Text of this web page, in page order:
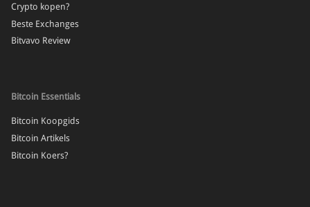
Crypto kopen?
Beste Exchanges
Bitvavo Review
Bitcoin Essentials
Bitcoin Koopgids
Bitcoin Artikels
Bitcoin Koers?